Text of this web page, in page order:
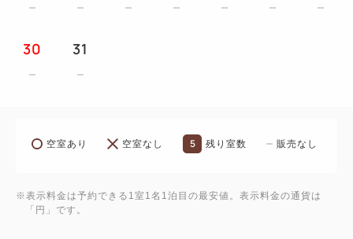
30 31
空室あり 空室なし 5 残り室数 販売なし
※表示料金は予約できる1室1名1泊目の最安値。表示料金の通貨は
「円」です。